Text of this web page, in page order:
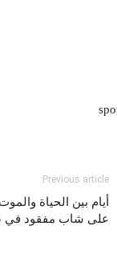
Previous article
أيام بين الحياة
على شاب مفقود في